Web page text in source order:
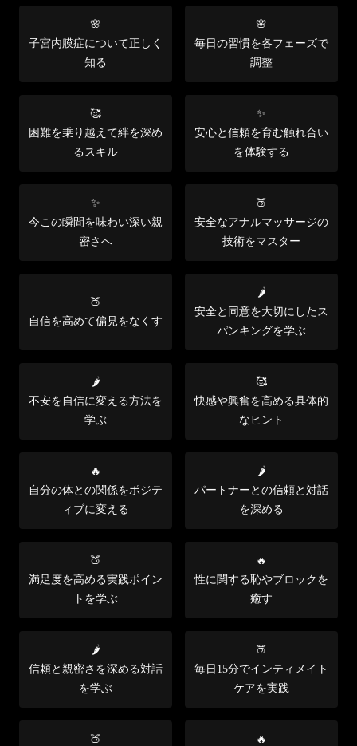
🌸
子宮内膜症について正しく
知る
🌸
毎日の習慣を各フェーズで
調整
🥰
困難を乗り越えて絆を深め
るスキル
✨
安心と信頼を育む触れ合い
を体験する
✨
今この瞬間を味わい深い親
密さへ
🍑
安全なアナルマッサージの
技術をマスター
🍑
自信を高めて偏見をなくす
🌶️
安全と同意を大切にしたス
パンキングを学ぶ
🌶️
不安を自信に変える方法を
学ぶ
🥰
快感や興奮を高める具体的
なヒント
🔥
自分の体との関係をポジテ
ィブに変える
🌶️
パートナーとの信頼と対話
を深める
🍑
満足度を高める実践ポイン
トを学ぶ
🔥
性に関する恥やブロックを
癒す
🌶️
信頼と親密さを深める対話
を学ぶ
🍑
毎日15分でインティメイト
ケアを実践
🍑 🔥